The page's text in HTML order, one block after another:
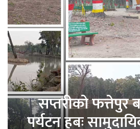
सप्तरीको फत्तेपुर
पर्यटन हबः